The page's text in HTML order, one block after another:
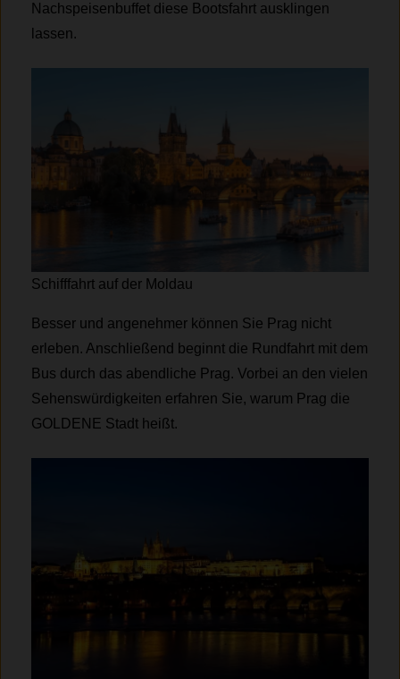
Nachspeisenbuffet diese Bootsfahrt ausklingen
lassen.
Schifffahrt auf der Moldau
Besser und angenehmer können Sie Prag nicht
erleben. Anschließend beginnt die Rundfahrt mit dem
Bus durch das abendliche Prag. Vorbei an den vielen
Sehenswürdigkeiten erfahren Sie, warum Prag die
GOLDENE Stadt heißt.